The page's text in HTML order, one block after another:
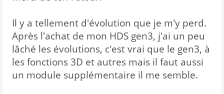
Il y a tellement d'évolution que je m'y perd.
Après l'achat de mon HDS gen3, j'ai un peu
lâché les évolutions, c'est vrai que le gen3, à
les fonctions 3D et autres mais il faut aussi
un module supplémentaire il me semble.